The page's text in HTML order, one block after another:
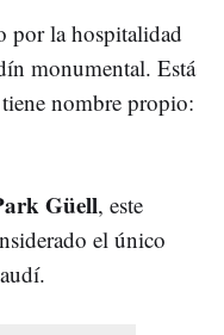
por la hospitalidad
monumental. Está
nombre propio:
Güell, este
el único